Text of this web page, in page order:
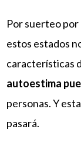
Por suerteo por
estos estados
características
autoestima
personas. Y
pasará.